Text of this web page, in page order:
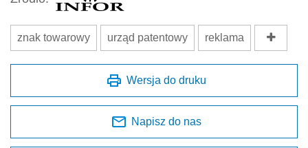
znak towarowy urząd patentowy reklama
Wersja do druku
Napisz do nas